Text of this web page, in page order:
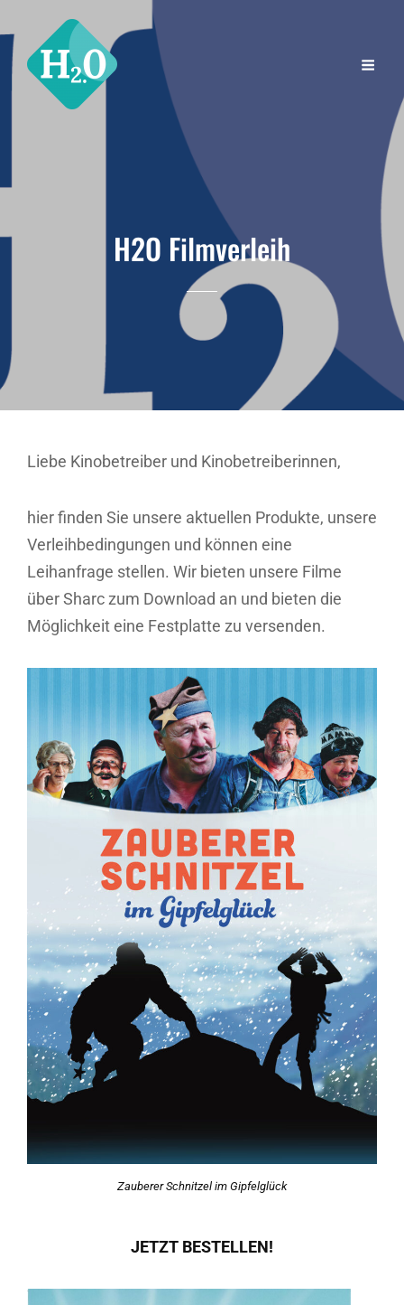
H2O Filmverleih
Liebe Kinobetreiber und Kinobetreiberinnen,
hier finden Sie unsere aktuellen Produkte, unsere
Verleihbedingungen und können eine
Leihanfrage stellen. Wir bieten unsere Filme
über Sharc zum Download an und bieten die
Möglichkeit eine Festplatte zu versenden.
Zauberer Schnitzel im Gipfelglück
JETZT BESTELLEN!